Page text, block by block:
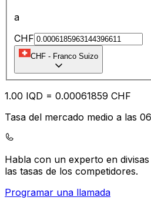
a
CHF
CHF - Franco Suizo
1.00 IQD = 0.00061859 CHF
Tasa del mercado medio a las
Habla con un experto en divisas
las tasas de los competidores.
Programar una llamada